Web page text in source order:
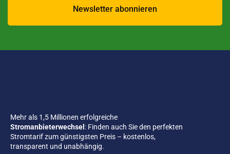
Newsletter abonnieren
Mehr als 1,5 Millionen erfolgreiche
Stromanbieterwechsel : Finden auch Sie den perfekten
Stromtarif zum günstigsten Preis – kostenlos,
transparent und unabhängig.